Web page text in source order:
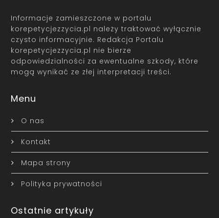
Informacje zamieszczone w portalu
korepetycjezzycia.pl należy traktować wyłącznie
czysto informacyjnie. Redakcja Portalu
korepetycjezzycia.pl nie bierze
odpowiedzialności za ewentualne szkody, które
mogą wynikać ze złej interpretacji treści.
Menu
O nas
Kontakt
Mapa strony
Polityka prywatności
Ostatnie artykuły